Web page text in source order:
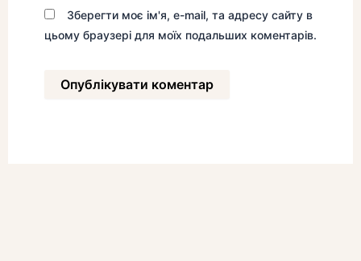
Зберегти моє ім'я, e-mail, та адресу сайту в
цьому браузері для моїх подальших коментарів.